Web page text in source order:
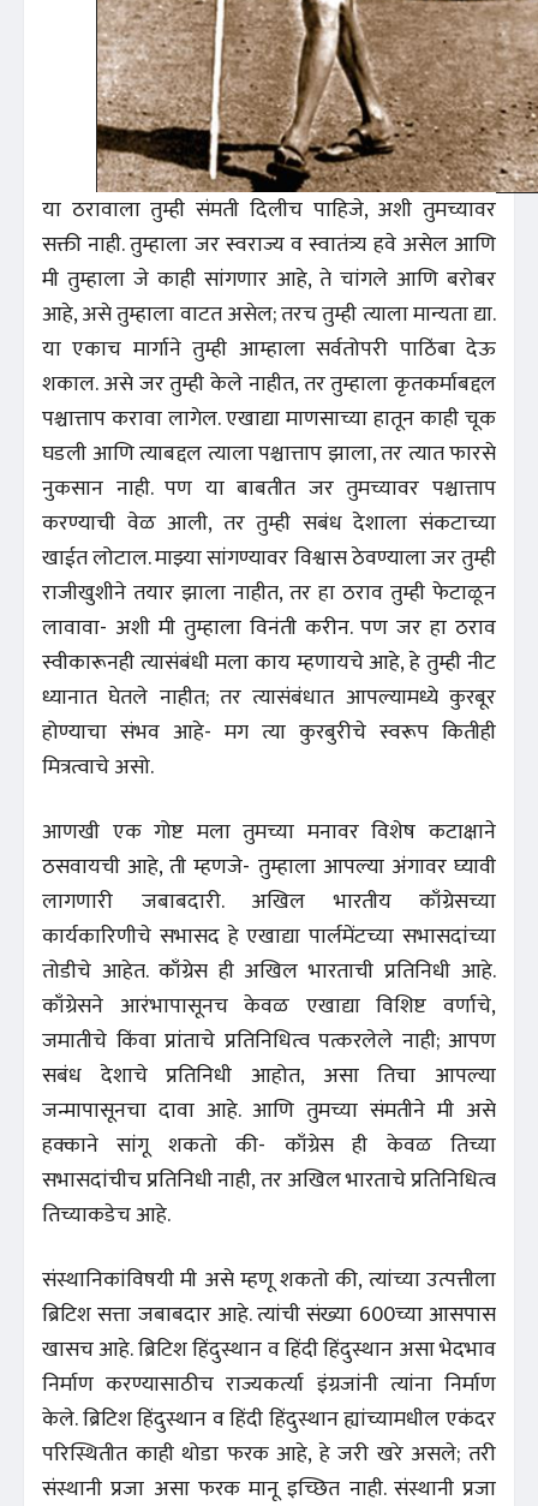
या ठरावाला तुम्ही संमती दिलीच पाहिजे, अशी तुमच्यावर
सक्ती नाही. तुम्हाला जर स्वराज्य व स्वातंत्र्य हवे असेल आणि
मी तुम्हाला जे काही सांगणार आहे, ते चांगले आणि बरोबर
आहे, असे तुम्हाला वाटत असेल; तरच तुम्ही त्याला मान्यता द्या.
या एकाच मार्गाने तुम्ही आम्हाला सर्वतोपरी पाठिंबा देऊ
शकाल. असे जर तुम्ही केले नाहीत, तर तुम्हाला कृतकर्माबद्दल
पश्चात्ताप करावा लागेल. एखाद्या माणसाच्या हातून काही चूक
घडली आणि त्याबद्दल त्याला पश्चात्ताप झाला, तर त्यात फारसे
नुकसान नाही. पण या बाबतीत जर तुमच्यावर पश्चात्ताप
करण्याची वेळ आली, तर तुम्ही सबंध देशाला संकटाच्या
खाईत लोटाल. माझ्या सांगण्यावर विश्वास ठेवण्याला जर तुम्ही
राजीखुशीने तयार झाला नाहीत, तर हा ठराव तुम्ही फेटाळून
लावावा- अशी मी तुम्हाला विनंती करीन. पण जर हा ठराव
स्वीकारूनही त्यासंबंधी मला काय म्हणायचे आहे, हे तुम्ही नीट
ध्यानात घेतले नाहीत; तर त्यासंबंधात आपल्यामध्ये कुरबूर
होण्याचा संभव आहे- मग त्या कुरबुरीचे स्वरूप कितीही
मित्रत्वाचे असो.
आणखी एक गोष्ट मला तुमच्या मनावर विशेष कटाक्षाने
ठसवायची आहे, ती म्हणजे- तुम्हाला आपल्या अंगावर घ्यावी
लागणारी जबाबदारी. अखिल भारतीय काँग्रेसच्या
कार्यकारिणीचे सभासद हे एखाद्या पार्लमेंटच्या सभासदांच्या
तोडीचे आहेत. काँग्रेस ही अखिल भारताची प्रतिनिधी आहे.
काँग्रेसने आरंभापासूनच केवळ एखाद्या विशिष्ट वर्णाचे,
जमातीचे किंवा प्रांताचे प्रतिनिधित्व पत्करलेले नाही; आपण
सबंध देशाचे प्रतिनिधी आहोत, असा तिचा आपल्या
जन्मापासूनचा दावा आहे. आणि तुमच्या संमतीने मी असे
हक्काने सांगू शकतो की- काँग्रेस ही केवळ तिच्या
सभासदांचीच प्रतिनिधी नाही, तर अखिल भारताचे प्रतिनिधित्व
तिच्याकडेच आहे.
संस्थानिकांविषयी मी असे म्हणू शकतो की, त्यांच्या उत्पत्तीला
ब्रिटिश सत्ता जबाबदार आहे. त्यांची संख्या 600च्या आसपास
खासच आहे. ब्रिटिश हिंदुस्थान व हिंदी हिंदुस्थान असा भेदभाव
निर्माण करण्यासाठीच राज्यकर्त्या इंग्रजांनी त्यांना निर्माण
केले. ब्रिटिश हिंदुस्थान व हिंदी हिंदुस्थान ह्यांच्यामधील एकंदर
परिस्थितीत काही थोडा फरक आहे, हे जरी खरे असले; तरी
संस्थानी प्रजा असा फरक मानू इच्छित नाही. संस्थानी प्रजा